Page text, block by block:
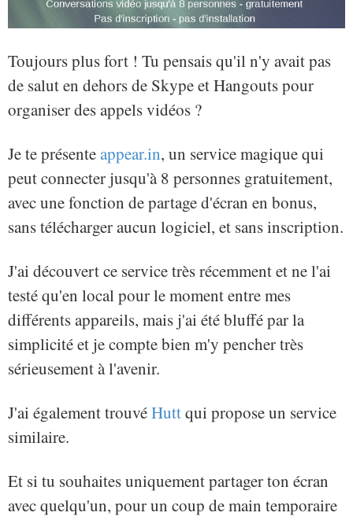
Toujours plus fort ! Tu pensais qu'il n'y avait pas
de salut en dehors de Skype et Hangouts pour
organiser des appels vidéos ?
Je te présenteappear.in, un service magique qui
peut connecter jusqu'à 8 personnes gratuitement,
avec une fonction de partage d'écran en bonus,
sans télécharger aucun logiciel, et sans inscription.
J'ai découvert ce service très récemment et ne l'ai
testé qu'en local pour le moment entre mes
différents appareils, mais j'ai été bluffé par la
simplicité et je compte bien m'y pencher très
sérieusement à l'avenir.
J'ai également trouvéHuttqui propose un service
similaire.
Et si tu souhaites uniquement partager ton écran
avec quelqu'un, pour un coup de main temporaire